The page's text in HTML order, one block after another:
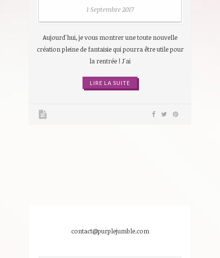
1 Septembre 2017
Aujourd'hui, je vous montrer une toute nouvelle
création pleine de fantaisie qui pourra être utile pour
la rentrée ! J'ai
LIRE LA SUITE
contact@purplejumble.com